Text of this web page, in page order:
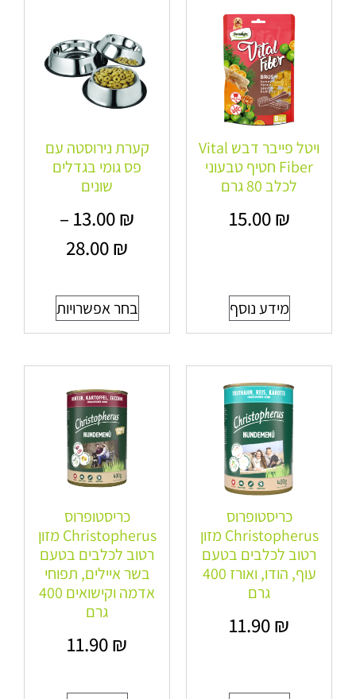
ויטל פייבר דבש Vital
Fiber חטיף טבעוני
לכלב 80 גרם
15.00₪
מידע נוסף
קערת נירוסטה עם
פס גומי בגדלים
שונים
13.00₪
–
28.00₪
בחר אפשרויות
כריסטופרוס
Christopherus מזון
רטוב לכלבים בטעם
עוף, הודו, ואורז 400
גרם
11.90₪
כריסטופרוס
Christopherus מזון
רטוב לכלבים בטעם
בשר איילים, תפוחי
אדמה וקישואים 400
גרם
11.90₪